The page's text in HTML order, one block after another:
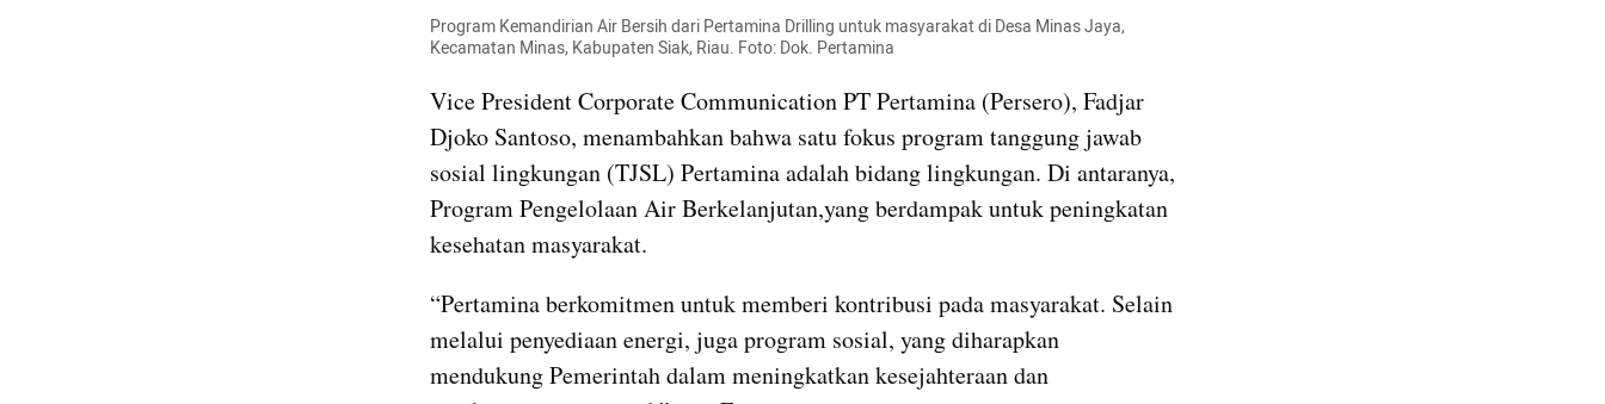
Program Kemandirian Air Bersih dari Pertamina Drilling untuk masyarakat di Desa Minas Jaya,
Kecamatan Minas, Kabupaten Siak, Riau. Foto: Dok. Pertamina
Vice President Corporate Communication PT Pertamina (Persero), Fadjar
Djoko Santoso, menambahkan bahwa satu fokus program tanggung jawab
sosial lingkungan (TJSL) Pertamina adalah bidang lingkungan. Di antaranya,
Program Pengelolaan Air Berkelanjutan,yang berdampak untuk peningkatan
kesehatan masyarakat.
“Pertamina berkomitmen untuk memberi kontribusi pada masyarakat. Selain
melalui penyediaan energi, juga program sosial, yang diharapkan
mendukung Pemerintah dalam meningkatkan kesejahteraan dan